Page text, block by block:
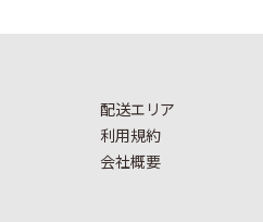
配送エリア
利用規約
会社概要